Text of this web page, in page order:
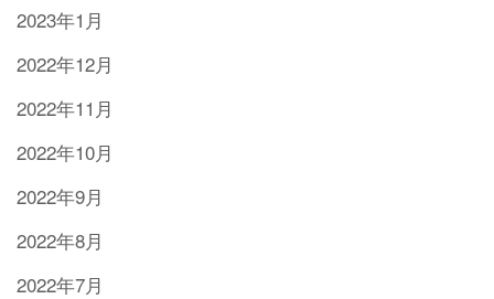
2023年1月
2022年12月
2022年11月
2022年10月
2022年9月
2022年8月
2022年7月